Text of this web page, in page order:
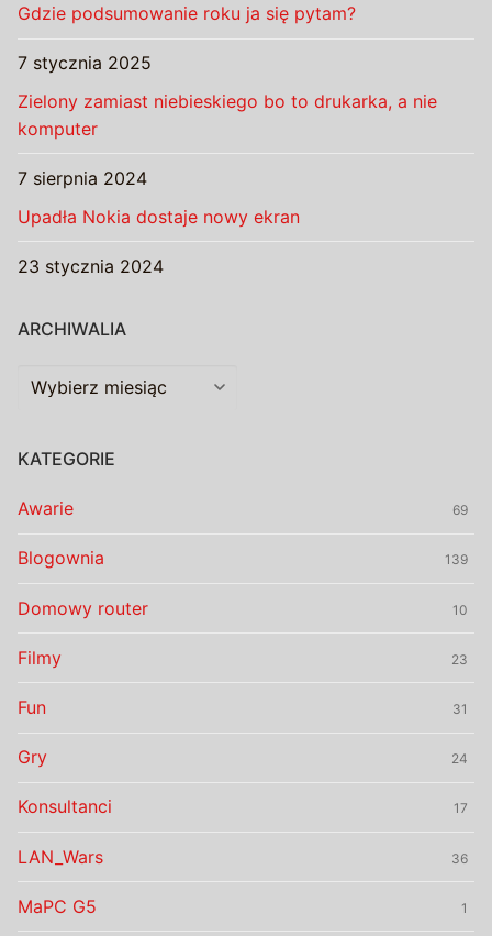
Gdzie podsumowanie roku ja się pytam?
7 stycznia 2025
Zielony zamiast niebieskiego bo to drukarka, a nie
komputer
7 sierpnia 2024
Upadła Nokia dostaje nowy ekran
23 stycznia 2024
ARCHIWALIA
Archiwalia
KATEGORIE
Awarie 69
Blogownia 139
Domowy router 10
Filmy 23
Fun 31
Gry 24
Konsultanci 17
LAN_Wars 36
MaPC G5 1